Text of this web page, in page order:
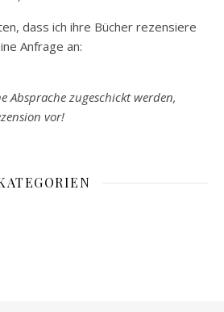
dass ich ihre Bücher rezensiere
Anfrage an:
Absprache zugeschickt werden,
vor!